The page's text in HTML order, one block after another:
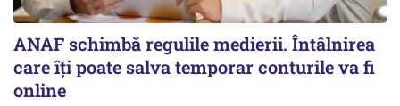
ANAF schimbă regulile medierii. Întâlnirea
care îți poate salva temporar conturile va fi
online